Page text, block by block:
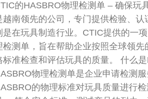
的HASBRO物理检测单 – 确保玩
越南领先的公司，专门提供检验、
是在玩具制造行业。CTIC提供的一
检测单，旨在帮助企业按照全球领
标准检查和评估玩具的质量。 什么
物理检测单是企业申请检测
的物理标准对玩具质量进行